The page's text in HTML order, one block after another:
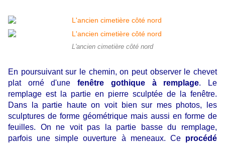
L'ancien cimetière côté nord
En poursuivant sur le chemin, on peut observer le chevet
plat orné d'unefenêtre gothique à remplage. Le
remplage est la partie en pierre sculptée de la fenêtre.
Dans la partie haute on voit bien sur mes photos, les
sculptures de forme géométrique mais aussi en forme de
feuilles. On ne voit pas la partie basse du remplage,
parfois une simple ouverture à meneaux. Ce procédé